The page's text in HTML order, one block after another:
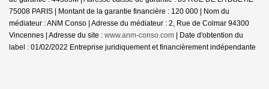
75008 PARIS | Montant de la garantie financière : 120 000 | Nom du
médiateur : ANM Conso | Adresse du médiateur : 2, Rue de Colmar 94300
Vincennes | Adresse du site : www.anm-conso.com | Date d'obtention du
label : 01/02/2022 Entreprise juridiquement et financièrement indépendante